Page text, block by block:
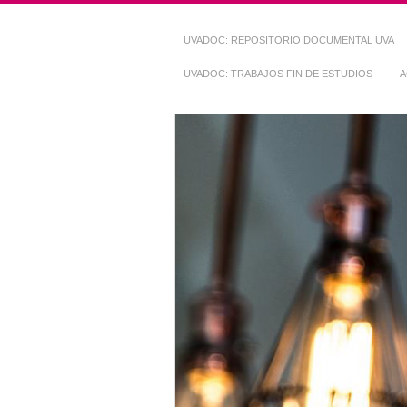
UVADOC: REPOSITORIO DOCUMENTAL UVA
UVADOC: TRABAJOS FIN DE ESTUDIOS
Repositorio
~ UVaDOC